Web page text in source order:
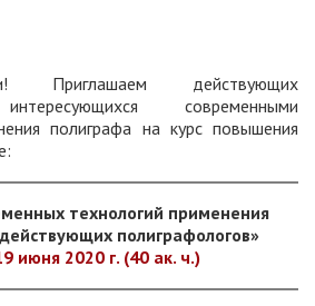
Приглашаем действующих
современными
полиграфа на курс повышения
технологий применения
полиграфологов»
июня 2020 г. (40 ак. ч.)